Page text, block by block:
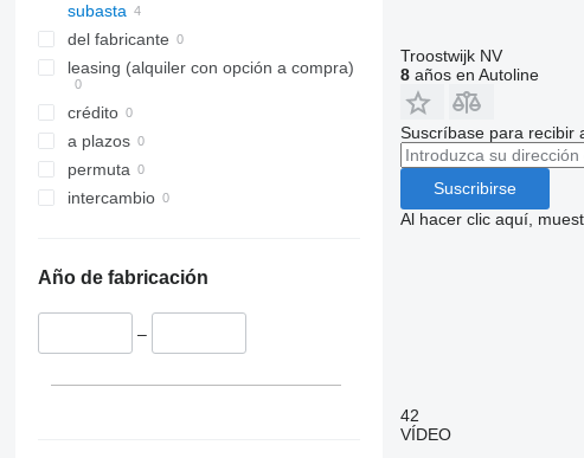
subasta
del fabricante
leasing (alquiler con opción a compra)
crédito
a plazos
permuta
intercambio
Año de fabricación
–
Troostwijk NV
8años en Autoline
Suscríbase para recibir
Suscribirse
Al hacer clic aquí,
42
VÍDEO